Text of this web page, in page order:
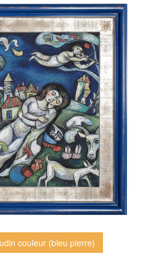
couleur (bleu pierre)